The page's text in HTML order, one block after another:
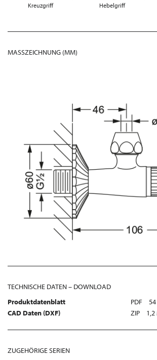
Kreuzgriff Hebelgriff
MASSZEICHNUNG (MM)
TECHNISCHE DATEN – DOWNLOAD
Produktdatenblatt
PDF
54
CAD Daten (DXF)
ZIP 1,2
ZUGEHÖRIGE SERIEN